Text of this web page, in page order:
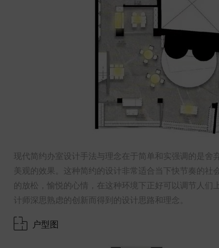
现代简约办室设计手法与理念在于简单和实强调的是
美观的效果。这种简约的设计非常适合当下快节奏的
的放松，愉悦的心情，在这种环境下正好可以调节人
计师深思熟虑的创新而得到的设计思路和理念。
户型图